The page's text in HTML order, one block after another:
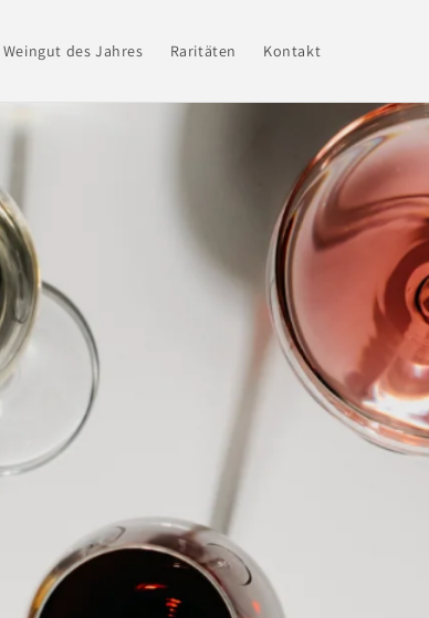
Weingut des Jahres Raritäten Kontakt